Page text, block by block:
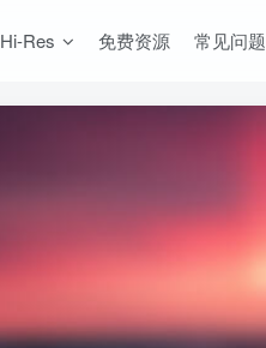
Hi-Res 免费资源 常见问题